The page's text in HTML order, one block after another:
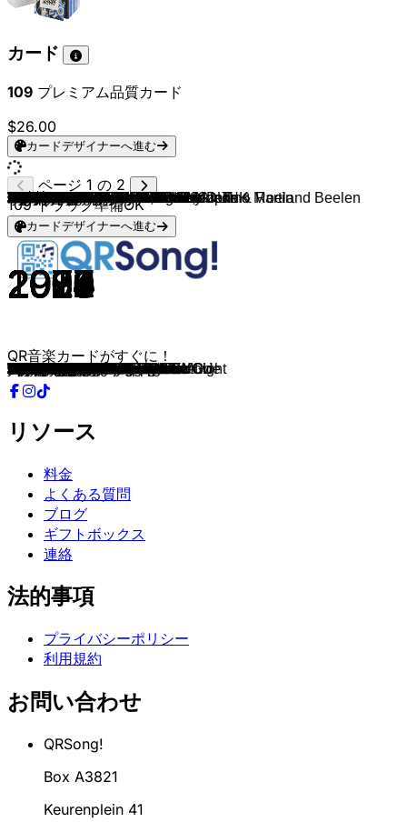
カード
109 プレミアム品質カード
$26.00
カードデザイナーへ進む
ABBA
1976
Dancing Queen
Backstreet Boys
1999
I Want It That Way
Meat Loaf
1977
Paradise By The Dashboard Light
ABBA
1975
Mamma Mia
Donnie & Marco Schuitmaker
2023
Hier Mag Alles
Sven Versteeg
2024
Blikkendag
ABBA
1979
Gimme! Gimme! Gimme!
Effe Serieus
2025
Baila de Gasolina
Barry Fest & Tim Schalkx
2018
Ferry de Roze Flamingo
Snollebollekes
2017
Springen Nondeju
Dolly Parton
1980
9 to 5
John Travolta & Olivia Newton-John
1978
You're The One That I Want
Dolly Dots
1983
Love Me Just a Little Bit More
Jeroen van der Boom
2007
Jij Bent Zo
Cyndi Lauper
1983
Girls Just Want To Have Fun
Jay Putty
2021
This Is What I Live For
Lights Follow & Torin Degnats
2025
Ready Steady Go
Myles Smith & Niall Horan
2026
Drive Safe
In Paradise
2024
Welcome Home
Jordan Rawson
2025
Fear of Flying
Tim Halperin
2024
Something Good
Bradley McFly, Van Holtz & Mr DUNK
2025
It Could Have Been Worse
Tim Halperin
2023
Born For Adventure
Isaac Butler
2025
The Distance
Companion
2020
Take You a Little Bit Higher
Jacob Fox
2022
Northeast
WILD
2024
Anything For You
St. Lundi
2024
Following My Heart
Sheffield
2021
Things Are Looking Up
East Love
2019
Shades of You
Sheffield
2024
I Choose You
Robert van Hemert & Donnie
2026
Moët Dat Nou
Donnie & Senna
2026
Waar Blijf Je Nou
Tino Martin
2023
Hartslag Van De Stad
Donnie & Yves Berendse
2025
Nachtenlang
Frans Bauer
2024
Van Brabant naar Bordeaux
André Hazes Jr.
2024
Zij Is Van Mij
Rene Froger & Billy Dans
2024
De Stad
Dominic Cooper, Amanda Seyfried
2008
Lay All Your Love On Me
Disney & Shakira
2025
Zoo
Shakira
2016
Try Everything
Alex Warren
2024
Save You a Seat
Bishop Briggs
2016
River
Ed Sheeran
2025
Sapphire
Benjamin Steer
2024
No One Wants To Die Alone
Max McNown
2025
Turned Into Missing You
Caleb Hearn
2025
THE LOWS
Dean Lewis
2025
I Hate That It's True
KiD RAiN
2024
Everything That Happened
Matheu
2025
Carrousel
Alex Warren & Jelly Roll
2025
Bloodline
Henrik
2025
Honey
CAIO KLIN
2025
Call Me
Rayhans
2025
Sometimes
Matt Hansen
2025
yellowstone
Abe Parker
2025
better with you
Lauren Spencer Smith
2025
IF KARMA DOESN’T GET YOU
Myles Smith
2025
Gold
Adrien Nunez
2025
ALL I EVER DO
Myles Smith
2025
Made For Me
Adrien Nunez
2025
DON'T WANNA GO HOME
Shaboozey & Myles Smith
2025
Blink Twice
Myles Smith
2025
All My Life
GIO DARA
2025
I Need Your Love
Myles Smith
2025
Someone New
Mackenzy Mackay
2025
Want You For Life
Max McNown
2025
Same Questions
Ryan Mack
2025
Kinda Love You'd See In A Movie
ryman leon
2025
The Little Things
Picture This
2025
A Thousand Times
Will Linley
2025
Cinematic
John Michael Howell
2025
Once In A Lifetime
John Michael Howell
2025
Delusional
John Michael Howell
2025
Curse Of The Dreamer
James TW
2023
Speechless
Alex Warren
2025
Eternity
Abe Parker & Ryan Mack
2025
Trillionaire
John Michael Howell
2025
The Wind
Cian Ducrot
2025
Shalalala
Mark Ambor
2025
Who Knows
Casey Lowery
2025
Happy / Sad
Chef'Special
2025
Love Of My Life
Cian Ducrot
2025
The Book Of Love
Myles Smith
2025
Stay
Nathan Evans & SAINT PHNX
2025
Milarrochy Bay
Samuel Welten
2025
Echte Liefde Is Te Koop
Lustrum U.V.S.V./ N.V.V.S.U., Jopke & Roeland Beelen
2024
Lotje
LA$$A, Poke & John West
2025
Wereldwonder
Jan Smit
2025
Tranquilo
Rolf Sanchez
2025
Ritmo Pegajoso
Mart Hoogkamer & FLEMMING
2025
100%
Tino Martin
2025
Met Of Zonder Jou
Pommelien Thijs
2025
Atlas
Declan J Donovan
2025
Life Or Death
Declan J Donovan
2025
More Than A Feeling
Boney M.
1999
Disco Megamix
Wham!
1984
Wake Me Up Before You Go-Go
Rednex
1994
Cotton Eye Joe
Robert van Hemert
2025
Mona Lisa
Kris Kross Amsterdam, Donnie & Tino Martin
2022
Vanavond
ページ 1 の 2
109トラック準備OK
カードデザイナーへ進む
QR音楽カードがすぐに！
リソース
料金
よくある質問
ブログ
ギフトボックス
連絡
法的事項
プライバシーポリシー
利用規約
お問い合わせ
QRSong!
Box A3821
Keurenplein 41